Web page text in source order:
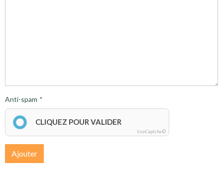
Anti-spam
CLIQUEZ POUR VALIDER
IconCaptcha ©
Ajouter